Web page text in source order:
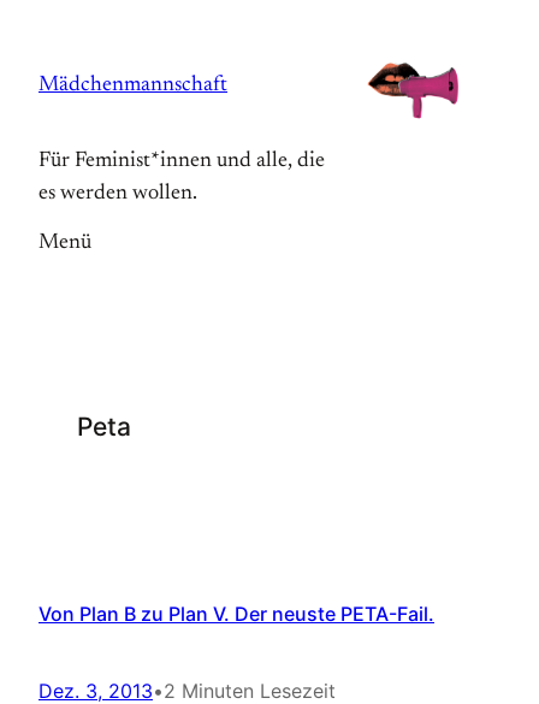
springen
Mädchenmannschaft
Für Feminist*innen und alle, die
es werden wollen.
Menü
Peta
Von Plan B zu Plan V. Der neuste PETA-Fail.
Dez. 3, 2013•2 Minuten Lesezeit